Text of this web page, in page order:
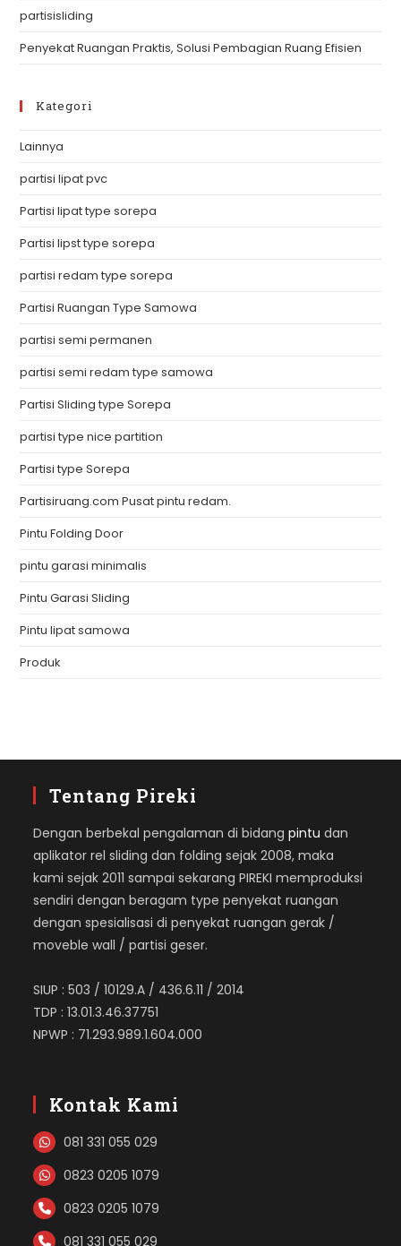
partisisliding
Penyekat Ruangan Praktis, Solusi Pembagian Ruang Efisien
Kategori
Lainnya
partisi lipat pvc
Partisi lipat type sorepa
Partisi lipst type sorepa
partisi redam type sorepa
Partisi Ruangan Type Samowa
partisi semi permanen
partisi semi redam type samowa
Partisi Sliding type Sorepa
partisi type nice partition
Partisi type Sorepa
Partisiruang.com Pusat pintu redam.
Pintu Folding Door
pintu garasi minimalis
Pintu Garasi Sliding
Pintu lipat samowa
Produk
Tentang Pireki
Dengan berbekal pengalaman di bidangpintu dan
aplikator rel sliding dan folding sejak 2008, maka
kami sejak 2011 sampai sekarang PIREKI memproduksi
sendiri dengan beragam type penyekat ruangan
dengan spesialisasi di penyekat ruangan gerak /
moveble wall / partisi geser.
SIUP : 503 / 10129.A / 436.6.11 / 2014
TDP : 13.01.3.46.37751
NPWP : 71.293.989.1.604.000
Kontak Kami
081 331 055 029
0823 0205 1079
0823 0205 1079
081 331 055 029